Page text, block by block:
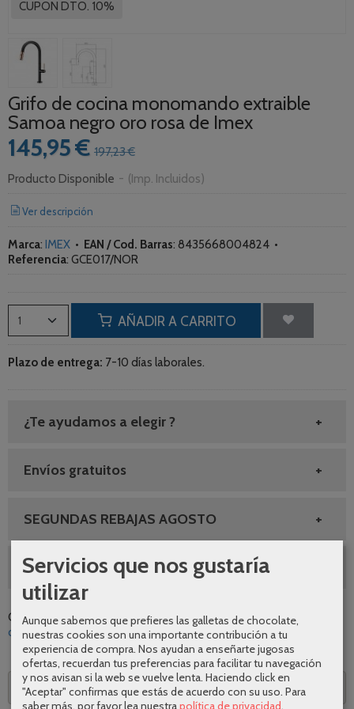
CUPON DTO. 10%
Grifo de cocina monomando extraible
Samoa negro oro rosa de Imex
145,95 € 197,23 €
Producto Disponible - (Imp. Incluidos)
Ver descripción
Marca: IMEX • EAN / Cod. Barras: 8435668004824 •
Referencia: GCE017/NOR
AÑADIR A CARRITO
Plazo de entrega: 7-10 días laborales.
¿Te ayudamos a elegir ?
Envíos gratuitos
SEGUNDAS REBAJAS AGOSTO
10% DESCUENTO GRIFERIA
Categoría:Grifería| Tags:cocina diseno calidad comodidad
oferta promocion grifo imex negro-oro-rosa|Comentarios
Descripción
Servicios que nos gustaría
utilizar
Aunque sabemos que prefieres las galletas de chocolate,
nuestras cookies son una importante contribución a tu
experiencia de compra. Nos ayudan a enseñarte jugosas
ofertas, recuerdan tus preferencias para facilitar tu navegación
y nos avisan si la web se vuelve lenta. Haciendo click en
"Aceptar" confirmas que estás de acuerdo con su uso. Para
saber más, por favor lea nuestrapolítica de privacidad